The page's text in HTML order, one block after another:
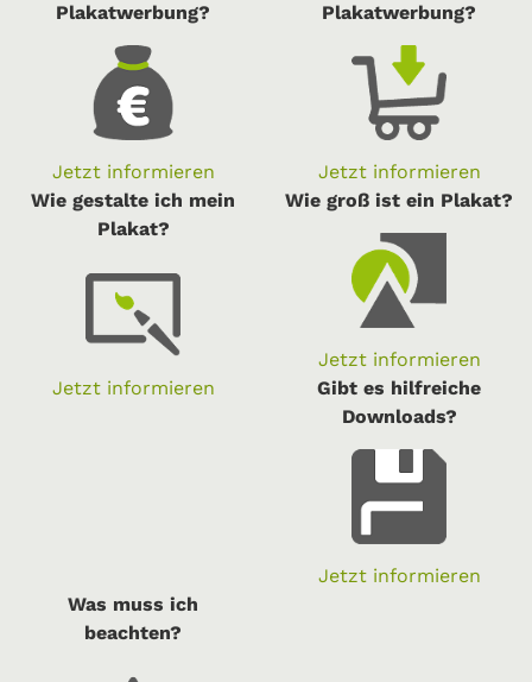
Plakatwerbung?
Jetzt informieren
Plakatwerbung?
Jetzt informieren
Wie gestalte ich mein
Plakat?
Jetzt informieren
Wie groß ist ein Plakat?
Jetzt informieren
Gibt es hilfreiche
Downloads?
Jetzt informieren
Was muss ich
beachten?